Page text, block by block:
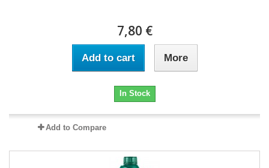
7,80 €
Add to cart More
In Stock
Add to Compare